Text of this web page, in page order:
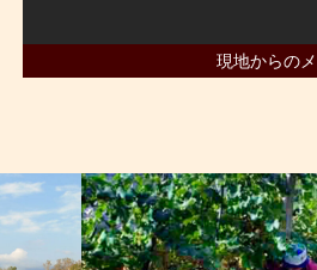
現地からの